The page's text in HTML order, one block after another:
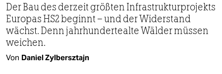
Der Bau des derzeit größten Infrastrukturprojekts
Europas HS2 beginnt – und der Widerstand
wächst. Denn jahrhundertealte Wälder müssen
weichen.
Von Daniel Zylbersztajn